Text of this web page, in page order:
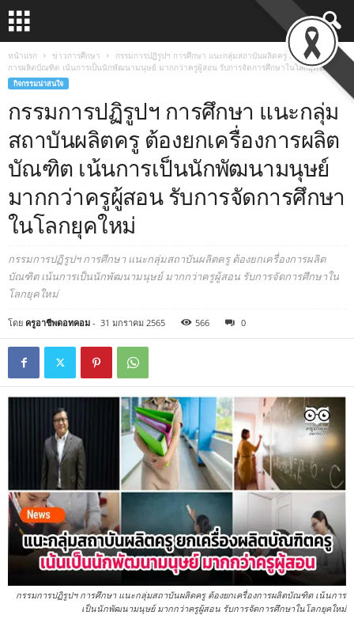
หน้าแรก ข่าวการศึกษา
กรรมการปฏิรูปฯ การศึกษา แนะกลุ่มสถาบันผลิตครู ต้องยกเครื่อง
การผลิตบัณฑิต เน้นการเป็นนักพัฒนามนุษย์ มากกว่าครูผู้สอน รับการจัดการศึกษาในโลกยุคใหม่
กิจกรรมน่าสนใจ
กรรมการปฏิรูปฯ การศึกษา แนะกลุ่ม
สถาบันผลิตครู ต้องยกเครื่องการผลิต
บัณฑิต เน้นการเป็นนักพัฒนามนุษย์
มากกว่าครูผู้สอน รับการจัดการศึกษา
ในโลกยุคใหม่
กรรมการปฏิรูปฯ การศึกษา แนะกลุ่มสถาบันผลิตครู ต้องยกเครื่องการผลิต
บัณฑิต เน้นการเป็นนักพัฒนามนุษย์ มากกว่าครูผู้สอน รับการจัดการศึกษาใน
โลกยุคใหม่
โดย ครูอาชีพดอทคอม - 31 มกราคม 2565 566 0
กรรมการปฏิรูปฯ การศึกษา แนะกลุ่มสถาบันผลิตครู ต้องยกเครื่องการผลิตบัณฑิต เน้นการ
เป็นนักพัฒนามนุษย์ มากกว่าครูผู้สอน รับการจัดการศึกษาในโลกยุคใหม่